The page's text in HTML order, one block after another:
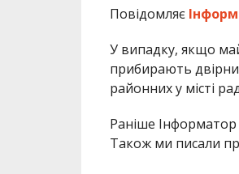
Повідомляє
У випадку, якщо
прибирають
районних у місті
Раніше
Також ми писали